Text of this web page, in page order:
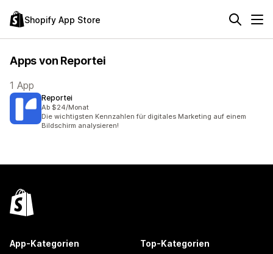
Shopify App Store
Apps von Reportei
1 App
Reportei
Ab $24/Monat
Die wichtigsten Kennzahlen für digitales Marketing auf einem
Bildschirm analysieren!
App-Kategorien Top-Kategorien